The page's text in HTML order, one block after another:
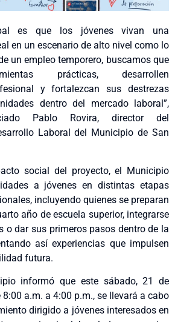
es que los jóvenes vivan una
en un escenario de alto nivel como lo
un empleo temporero, buscamos que
prácticas, desarrollen
y fortalezcan sus destrezas
dentro del mercado laboral”,
Pablo Rovira, director del
Laboral del Municipio de San
social del proyecto, el Municipio
a jóvenes en distintas etapas
incluyendo quienes se preparan
año de escuela superior, integrarse
o dar sus primeros pasos dentro de la
así experiencias que impulsen
futura.
informó que este sábado, 21 de
a.m. a 4:00 p.m., se llevará a cabo
dirigido a jóvenes interesados en